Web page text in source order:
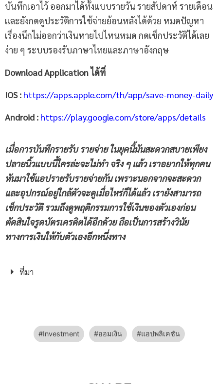
บันทึกเอาไว้ ออกมาได้ทั้งแบบรายวัน รายสัปดาห์ รายเดือน
และยังกดดูประวัติการใช้จ่ายย้อนหลังได้ด้วย หมดปัญหา
เรื่องนึกไม่ออกว่าเงินหายไปไหนหมด กดเช็กประวัติได้เลย
ง่าย ๆ ระบบรองรับภาษาไทยและภาษาอังกฤษ
Download Application ได้ที่
IOS : https://apps.apple.com/th/app/save-money-daily
Android : https://play.google.com/store/apps/details
เมื่อการบันทึกรายรับ รายจ่าย ในยุคนี้มันสะดวกสบายเพียง
ปลายนิ้วแบบนี้ใครล่ะจะไม่ทำ จริง ๆ แล้ว เราอยากให้ทุกคน
หันมาใช้แอปรายรับรายจ่ายกัน เพราะนอกจากจะสะดวก
และอุปกรณ์อยู่ใกล้ตัวจะดูเมื่อไหร่ก็ได้แล้ว เรายังสามารถ
เช็กประวัติ รวมถึงดูพฤติกรรมการใช้เงินของตัวเองก่อน
ตัดสินใจรูดบัตรเครดิตได้อีกด้วย ถือเป็นการสร้างวินัย
ทางการเงินให้กับตัวเองอีกหนึ่งทาง
ที่มา
Investment ออมเงิน แอปพลิเคชัน